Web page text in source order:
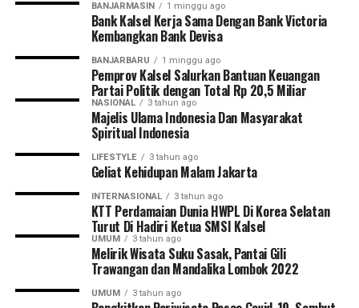
BANJARMASIN 1 minggu ago
Bank Kalsel Kerja Sama Dengan Bank Victoria
Kembangkan Bank Devisa
BANJARBARU 1 minggu ago
Pemprov Kalsel Salurkan Bantuan Keuangan
Partai Politik dengan Total Rp 20,5 Miliar
NASIONAL 3 tahun ago
Majelis Ulama Indonesia Dan Masyarakat
Spiritual Indonesia
LIFESTYLE 3 tahun ago
Geliat Kehidupan Malam Jakarta
INTERNASIONAL 3 tahun ago
KTT Perdamaian Dunia HWPL Di Korea Selatan
Turut Di Hadiri Ketua SMSI Kalsel
UMUM 3 tahun ago
Melirik Wisata Suku Sasak, Pantai Gili
Trawangan dan Mandalika Lombok 2022
UMUM 3 tahun ago